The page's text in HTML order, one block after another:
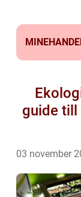
guide till
03 november